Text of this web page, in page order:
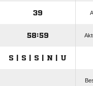
39
58:59
S | S | S | N | U